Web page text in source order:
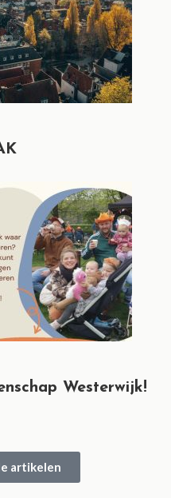
Westerwijk!
artikelen